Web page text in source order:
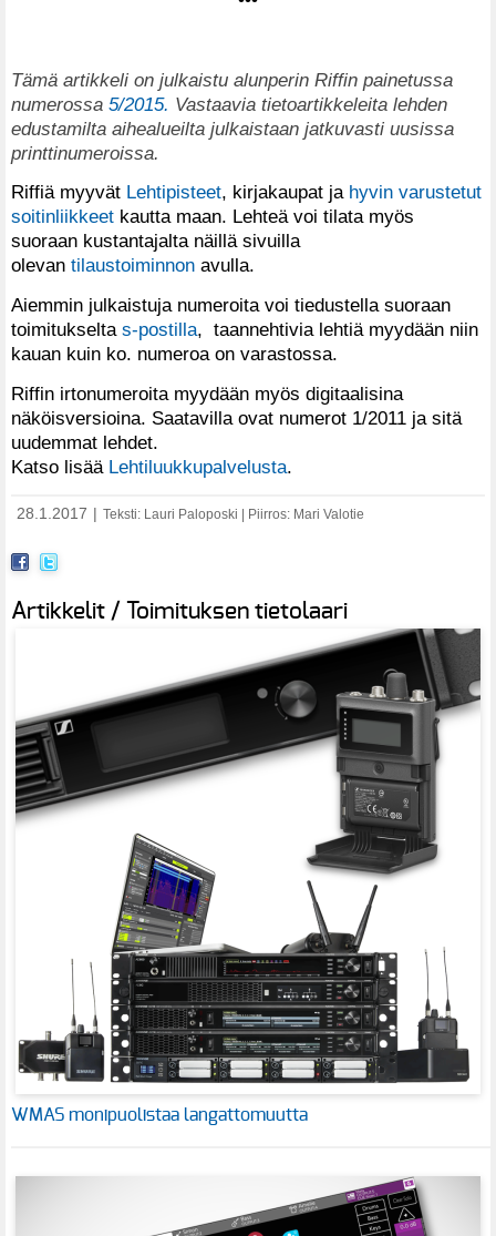
Tämä artikkeli on julkaistu alunperin Riffin painetussa
numerossa 5/2015. Vastaavia tietoartikkeleita lehden
edustamilta aihealueilta julkaistaan jatkuvasti uusissa
printtinumeroissa.
Riffiä myyvät Lehtipisteet, kirjakaupat ja hyvin varustetut
soitinliikkeet kautta maan. Lehteä voi tilata myös
suoraan kustantajalta näillä sivuilla
olevan tilaustoiminnon avulla.
Aiemmin julkaistuja numeroita voi tiedustella suoraan
toimitukselta s-postilla, taannehtivia lehtiä myydään niin
kauan kuin ko. numeroa on varastossa.
Riffin irtonumeroita myydään myös digitaalisina
näköisversioina. Saatavilla ovat numerot 1/2011 ja sitä
uudemmat lehdet.
Katso lisää Lehtiluukkupalvelusta.
28.1.2017 | Teksti: Lauri Paloposki | Piirros: Mari Valotie
Artikkelit / Toimituksen tietolaari
WMAS monipuolistaa langattomuutta